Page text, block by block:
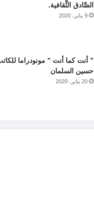
الصَّادق الثَّقافية.
9 يناير، 2020
” أنت كما أنت ” مونودراما
حسين السلمان
20 يناير، 2020